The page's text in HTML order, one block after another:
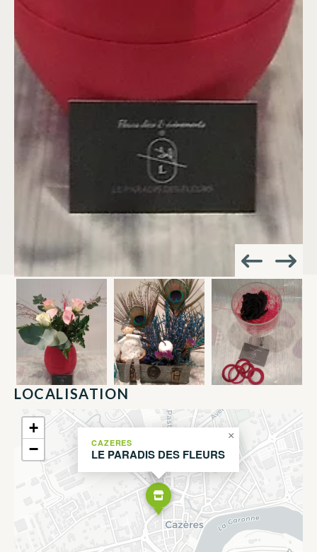
LOCALISATION
CAZERES
LE PARADIS DES FLEURS
×
+
−